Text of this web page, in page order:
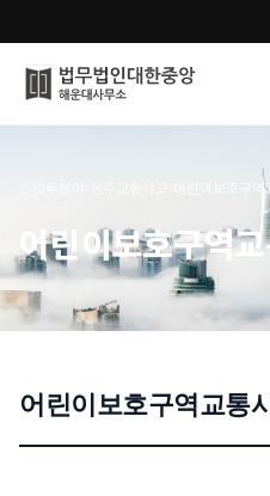
법무법인 대한중앙의 강점
오시는 길
업무분야
어린이보호구역
어린이보호구역
어린이보호구역교통